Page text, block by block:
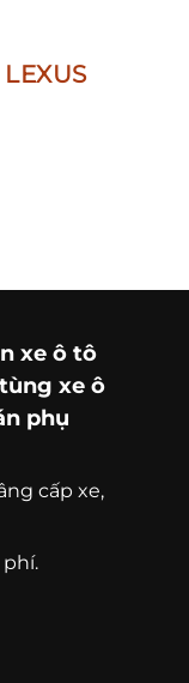
xe ô tô
xe ô
phụ
cấp xe,